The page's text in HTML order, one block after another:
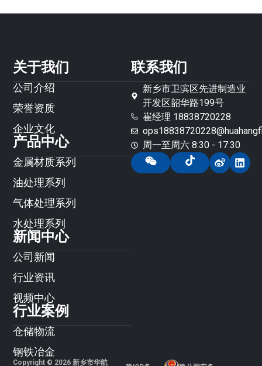
关于我们
公司介绍
荣誉资质
企业文化
产品中心
金属材质系列
油处理系列
气体处理系列
水处理系列
新闻中心
公司新闻
行业资讯
视频中心
行业案例
仓储物流
钢铁冶金
联系我们
新乡市卫滨区先进制造业
开发区韶华路199号
崔经理 18838720228
周一至周六 8:30 - 17:30
Copyright © 2026 新乡市华航